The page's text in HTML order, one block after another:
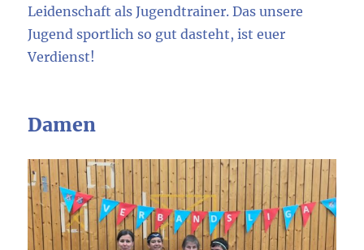
Leidenschaft als Jugendtrainer. Das unsere
Jugend sportlich so gut dasteht, ist euer
Verdienst!
Damen